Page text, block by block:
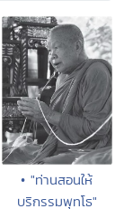
• "ท่านสอนให้
บริกรรมพุทโธ"